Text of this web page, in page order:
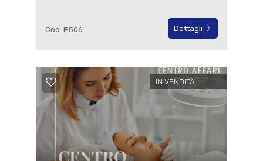
Cod. P506 Dettagli
IN VENDITA